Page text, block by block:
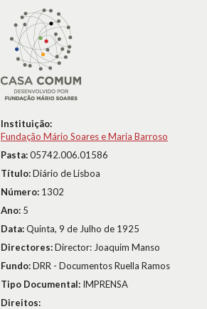
Instituição:
Fundação Mário Soares e Maria Barroso
Pasta:05742.006.01586
Título:Diário de Lisboa
Número: 1302
Ano: 5
Data:Quinta, 9 de Julho de 1925
Directores:Director: Joaquim Manso
Fundo:DRR - Documentos Ruella Ramos
Tipo Documental: IMPRENSA
Direitos: